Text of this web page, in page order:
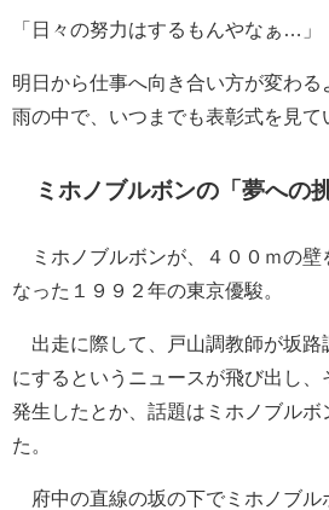
「日々の努力はするもんやなぁ…」
明日から仕事へ向き合い方が変わる
雨の中で、いつまでも表彰式を見て
ミホノブルボンの「夢への
ミホノブルボンが、４００ｍの壁
なった１９９２年の東京優駿。
出走に際して、戸山調教師が坂路
にするというニュースが飛び出し
発生したとか、話題はミホノブルボ
た。
府中の直線の坂の下でミホノブル